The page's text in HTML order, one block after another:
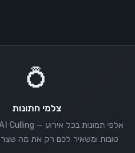
💍
צלמי חתונות
טובות ומשאיר לכם רק את מה